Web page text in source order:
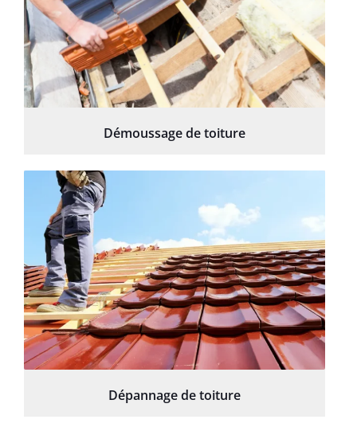
Démoussage de toiture
Dépannage de toiture